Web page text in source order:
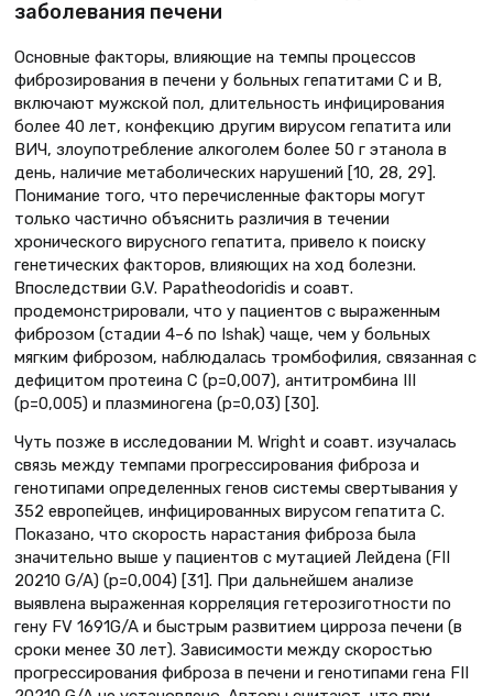
заболевания печени
Основные факторы, влияющие на темпы процессов
фиброзирования в печени у больных гепатитами С и В,
включают мужской пол, длительность инфицирования
более 40 лет, конфекцию другим вирусом гепатита или
ВИЧ, злоупотребление алкоголем более 50 г этанола в
день, наличие метаболических нарушений [10, 28, 29].
Понимание того, что перечисленные факторы могут
только частично объяснить различия в течении
хронического вирусного гепатита, привело к поиску
генетических факторов, влияющих на ход болезни.
Впоследствии G.V. Papatheodoridis и соавт.
продемонстрировали, что у пациентов с выраженным
фиброзом (стадии 4–6 по Ishak) чаще, чем у больных
мягким фиброзом, наблюдалась тромбофилия, связанная с
дефицитом протеина С (р=0,007), антитромбина III
(р=0,005) и плазминогена (р=0,03) [30].
Чуть позже в исследовании M. Wright и соавт. изучалась
связь между темпами прогрессирования фиброза и
генотипами определенных генов системы свертывания у
352 европейцев, инфицированных вирусом гепатита С.
Показано, что скорость нарастания фиброза была
значительно выше у пациентов с мутацией Лейдена (FII
20210 G/A) (p=0,004) [31]. При дальнейшем анализе
выявлена выраженная корреляция гетерозиготности по
гену FV 1691G/A и быстрым развитием цирроза печени (в
сроки менее 30 лет). Зависимости между скоростью
прогрессирования фиброза в печени и генотипами гена FII